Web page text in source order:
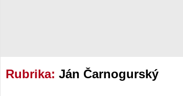
Rubrika: Ján Čarnogurský